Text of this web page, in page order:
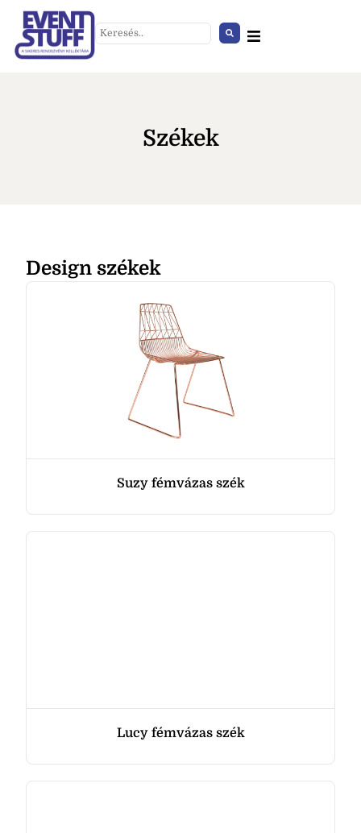
Székek
Design székek
Suzy fémvázas szék
Lucy fémvázas szék